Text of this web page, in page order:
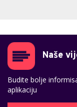
Naše
Budite bolje
aplikaciju